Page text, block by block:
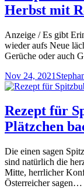
Herbst mit
Anzeige / Es gibt
wieder aufs Neue
Gerüche oder auch
Nov 24, 2021
Rezept für
Plätzchen
Die einen sagen
sind natürlich die
Mitte, herrlicher
Österreicher sagen…